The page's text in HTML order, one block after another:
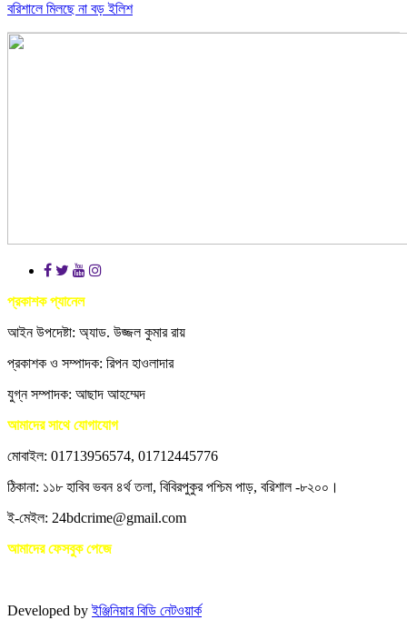
বরিশালে মিলছে না বড় ইলিশ
প্রকাশক প্যানেল
আইন উপদেষ্টা: অ্যাড. উজ্জল কুমার রায়
প্রকাশক ও সম্পাদক: রিপন হাওলাদার
যুগ্ন সম্পাদক: আছাদ আহম্মেদ
আমাদের সাথে যোগাযোগ
মোবাইল: 01713956574, 01712445776
ঠিকানা: ১১৮ হাবিব ভবন ৪র্থ তলা, বিবিরপুকুর পশ্চিম পাড়, বরিশাল -৮২০০।
ই-মেইল: 24bdcrime@gmail.com
আমাদের ফেসবুক পেজে
Developed byইঞ্জিনিয়ার বিডি নেটওয়ার্ক